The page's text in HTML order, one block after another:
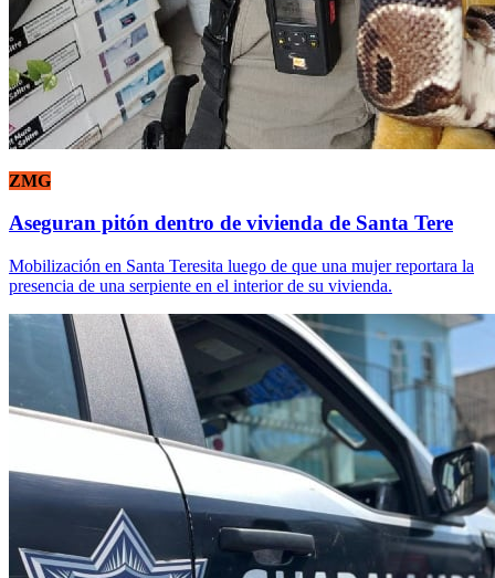
ZMG
Aseguran pitón dentro de vivienda de Santa Tere
Mobilización en Santa Teresita luego de que una mujer reportara la
presencia de una serpiente en el interior de su vivienda.